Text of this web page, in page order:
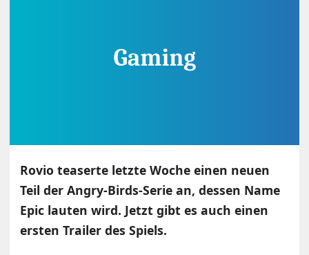
Rovio teaserte letzte Woche einen neuen
Teil der Angry-Birds-Serie an, dessen Name
Epic lauten wird. Jetzt gibt es auch einen
ersten Trailer des Spiels.